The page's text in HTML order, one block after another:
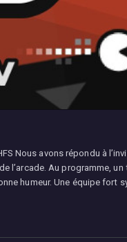
Nous avons répondu à
l’arcade. Au programme, un
humeur. Une équipe fort